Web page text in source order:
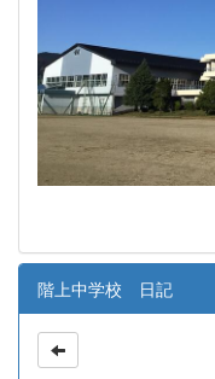
階上中学校 日記